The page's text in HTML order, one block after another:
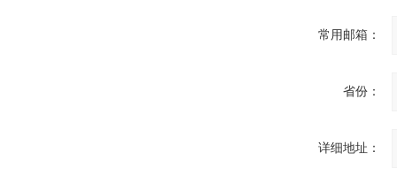
常用邮箱：
省份：
详细地址：